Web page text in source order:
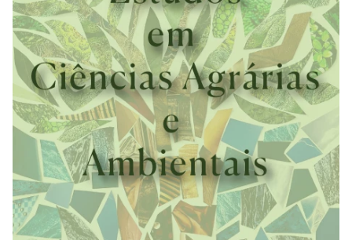
REVISTAS
SERVIÇOS
LIVRARIA
CHAMADAS ABERTAS
SUBMISSÃO